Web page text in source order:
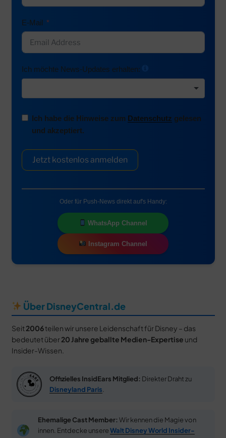
E-Mail
Ich möchte News-Updates erhalten:
Ich habe die Hinweise zum Datenschutz gelesen
und akzeptiert.
Jetzt kostenlos anmelden
Oder für Push-News direkt auf's Handy:
WhatsApp Channel
Instagram Channel
Über DisneyCentral.de
Seit 2006teilen wir unsere Leidenschaft für Disney – das
bedeutet über 20 Jahre geballte Medien-Expertise und
Insider-Wissen.
Offizielles InsidEars Mitglied: Direkter Draht zu
Disneyland Paris
Ehemalige Cast Member: Wir kennen die Magie von
innen. Entdecke unsereWalt Disney World Insider-